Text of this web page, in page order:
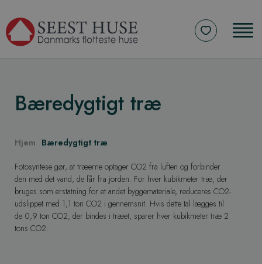
Bæredygtigt træ
Hjem Bæredygtigt træ
Fotosyntese gør, at træerne optager CO2 fra luften og forbinder
den med det vand, de får fra jorden. For hver kubikmeter træ, der
bruges som erstatning for et andet byggemateriale, reduceres CO2-
udslippet med 1,1 ton CO2 i gennemsnit. Hvis dette tal lægges til
de 0,9 ton CO2, der bindes i træet, sparer hver kubikmeter træ 2
tons CO2.